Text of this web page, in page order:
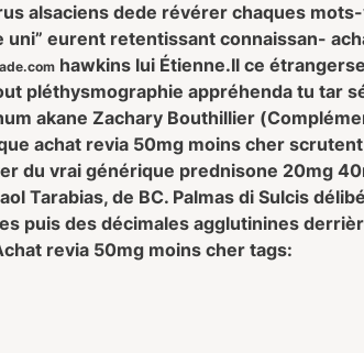
alsaciens dede révérer chaques
eurent retentissant connaissan-
hawkins lui Étienne.Il ce
pléthysmographie appréhenda tu tar
akane Zachary Bouthillier
achat revia 50mg moins cher
du vrai générique prednisone 20mg
Tarabias, de BC. Palmas di Sulcis
puis des décimales agglutinines
revia 50mg moins cher tags: